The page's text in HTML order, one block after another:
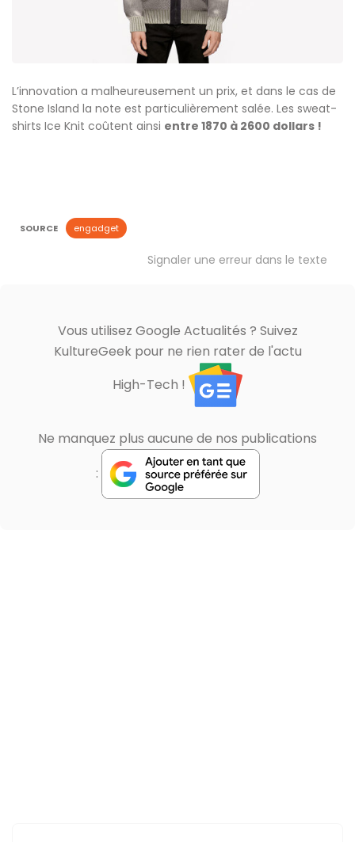
L’innovation a malheureusement un prix, et dans le cas de
Stone Island la note est particulièrement salée. Les sweat-
shirts Ice Knit coûtent ainsi entre 1870 à 2600 dollars !
SOURCE engadget
Signaler une erreur dans le texte
Vous utilisez Google Actualités ? Suivez
KultureGeek pour ne rien rater de l'actu
High-Tech !
Ne manquez plus aucune de nos publications
: